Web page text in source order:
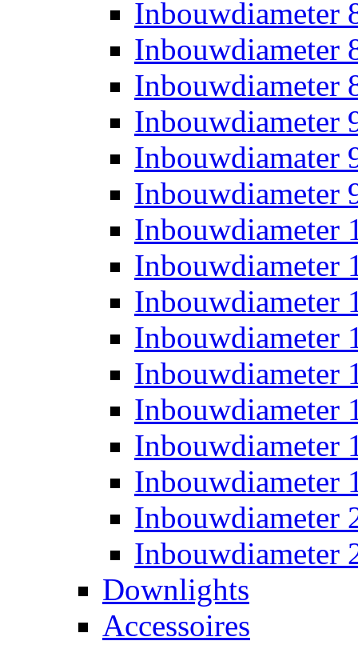
Inbouwdiameter
Inbouwdiameter
Inbouwdiameter
Inbouwdiameter
Inbouwdiamater
Inbouwdiameter
Inbouwdiameter
Inbouwdiameter
Inbouwdiameter
Inbouwdiameter
Inbouwdiameter
Inbouwdiameter
Inbouwdiameter
Inbouwdiameter
Inbouwdiameter
Inbouwdiameter
Downlights
Accessoires